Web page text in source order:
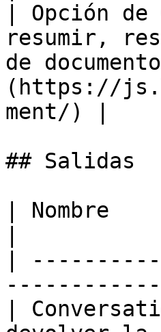
| Opción
resumir,
de
(https://
ment/) |
## Salidas
|
|
|